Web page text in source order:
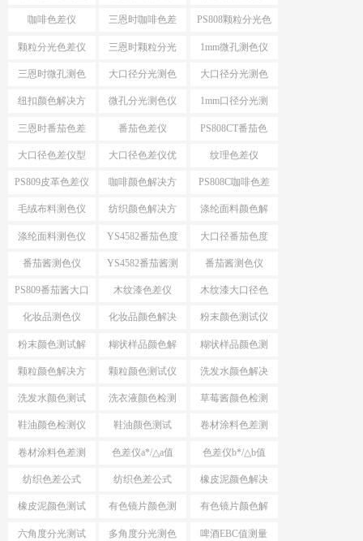
依据 品测色仪
咖啡色差仪 三恩时咖啡色差
仪
PS808颗粒分光色
差仪
颗粒分光色差仪 三恩时颗粒分光
色差仪
1mm微孔测色仪
三恩时微孔测色
仪
大口径分光测色
仪选型推荐
大口径分光测色
仪选型
纽扣颜色解决方
案
微孔分光测色仪 1mm口径分光测
色仪
三恩时番茄色差
仪
番茄色差仪 PS808CT番茄色
差仪
大口径色差仪型
号推荐
大口径色差仪优
势
纹理色差仪
PS809皮革色差仪 咖啡颜色解决方
案
PS808C咖啡色差
仪
毛绒布料测色仪 纺织颜色解决方
案
涤纶面料颜色解
决方案
涤纶面料测色仪 YS4582番茄色度
仪
大口径番茄色度
仪YS4582
番茄酱测色仪 YS4582番茄酱测
色仪
番茄酱测色仪
PS809
PS809番茄酱大口
径测色仪
木纹漆色差仪 木纹漆大口径色
差仪
化妆品测色仪 化妆品颜色解决
方案
粉末颜色测试仪
选择
粉末颜色测试解
决方案
糊状样品颜色解
决方案
糊状样品颜色测
量
颗粒颜色解决方
案
颗粒颜色测试仪 洗发水颜色解决
方案
洗发水颜色测试
仪
洗衣液颜色检测
仪
草莓酱颜色检测
仪
鞋油颜色检测仪 鞋油颜色测试 卷材涂料色差测
试
卷材涂料色差测
试仪
色差仪a*/△a值 色差仪b*/△b值
纺织色差公式
ΔE*CMC
纺织色差公式
△E*94
橡皮泥颜色解决
方案
橡皮泥颜色测试
仪
有色镜片颜色测
量
有色镜片颜色解
决方案
六角度分光测试 多角度分光测色 啤酒EBC值测量